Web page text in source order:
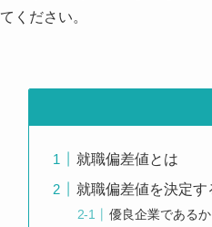
てください。
就職偏差値とは
就職偏差値を決定す
優良企業である